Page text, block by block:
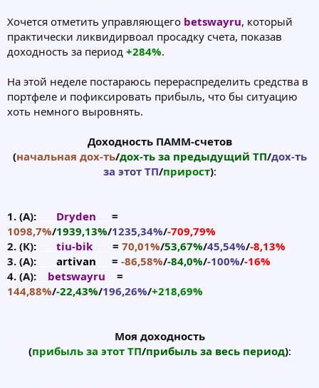
Хочется отметить управляющего betswayru, который
практически ликвидирвоал просадку счета, показав
доходность за период +284%.
На этой неделе постараюсь перераспределить средства в
портфеле и пофиксировать прибыль, что бы ситуацию
хоть немного выровнять.
Доходность ПАММ-счетов
(начальная дох-ть/дох-ть за предыдущий ТП/дох-ть
за этот ТП/прирост):​
1. (А): Dryden
=
1098,7%/1939,13%/1235,34%/-709,79%
2. (К):
tiu-bik = 70,01%/53,67%/45,54%/-8,13%
3. (А):
artivan = -86,58%/-84,0%/-100%/-16%
4. (А):
betswayru
=
144,88%/-22,43%/196,26%/+218,69%
Моя доходность
(прибыль за этот ТП/прибыль за весь период):​